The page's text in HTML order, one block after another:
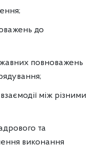
до
повноважень
між різними
та
виконання